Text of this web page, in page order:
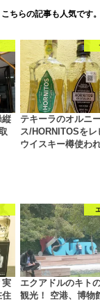
こちらの記事も人気です。
縦
テキーラのオルニ
ス/HORNITOSをレ
ウイスキー樽使わ
実
住
エクアドルのキト
観光！ 空港、博物